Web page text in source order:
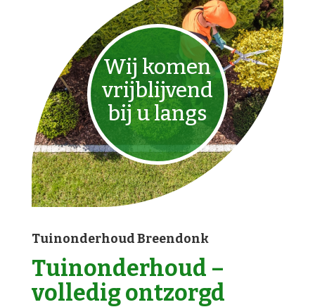
Wij komen
vrijblijvend
bij u langs
Tuinonderhoud Breendonk
Tuinonderhoud –
volledig ontzorgd